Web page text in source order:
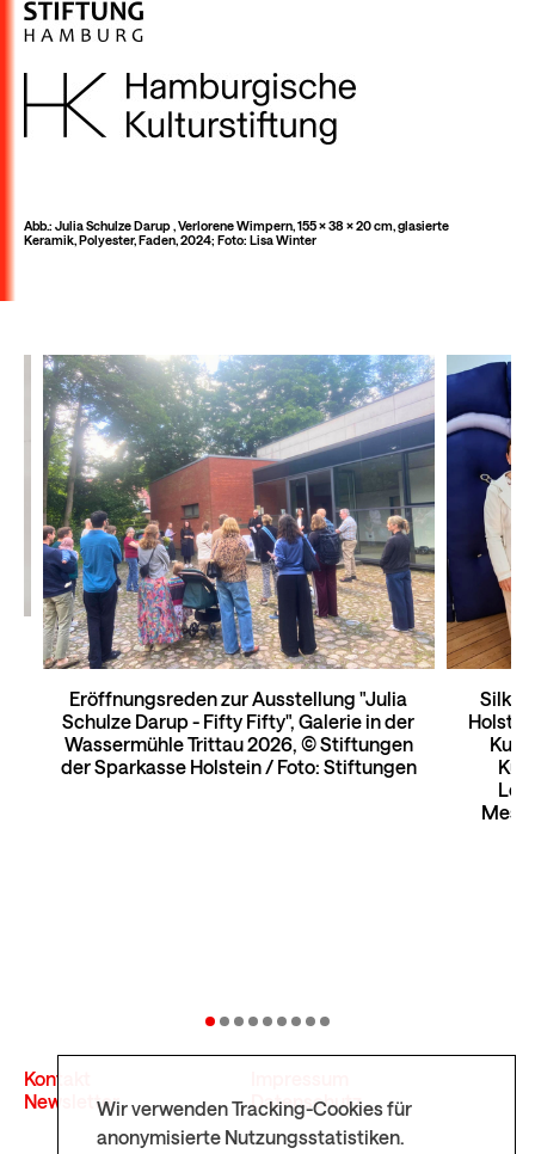
Wir verwenden Tracking-Cookies für
anonymisierte Nutzungsstatistiken.
Abb.: Julia Schulze Darup , Verlorene Wimpern, 155 x 38 x 20 cm, glasierte
Keramik, Polyester, Faden, 2024; Foto: Lisa Winter
Eröffnungsreden zur Ausstellung "Julia
Schulze Darup - Fifty Fifty", Galerie in der
Wassermühle Trittau 2026, © Stiftungen
der Sparkasse Holstein / Foto: Stiftungen
Silke
Kontakt
Newsletter
Datenschutz